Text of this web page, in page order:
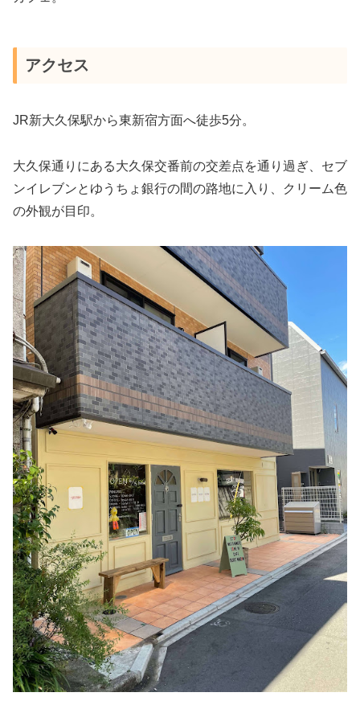
アクセス
JR新大久保駅から東新宿方面へ徒歩5分。
大久保通りにある大久保交番前の交差点を通り過ぎ、セブ
ンイレブンとゆうちょ銀行の間の路地に入り、クリーム色
の外観が目印。